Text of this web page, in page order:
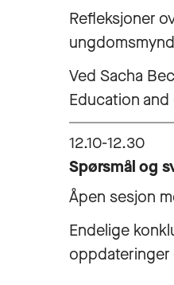
Refleksjoner
Ved Sacha
Education and
12.10-12.30
Spørsmål og
Åpen sesjon
Endelige
oppdateringer